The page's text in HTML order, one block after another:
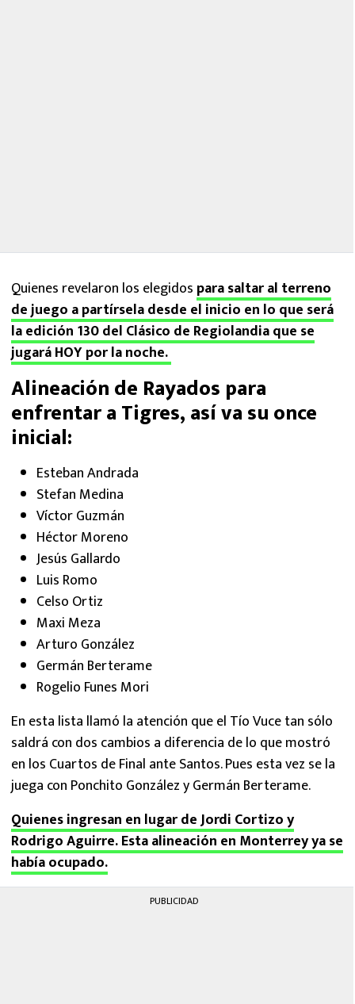
Quienes revelaron los elegidos para saltar al terreno
de juego a partírsela desde el inicio en lo que será
la edición 130 del Clásico de Regiolandia que se
jugará HOY por la noche.
Alineación de Rayados para
enfrentar a Tigres, así va su once
inicial:
Esteban Andrada
Stefan Medina
Víctor Guzmán
Héctor Moreno
Jesús Gallardo
Luis Romo
Celso Ortiz
Maxi Meza
Arturo González
Germán Berterame
Rogelio Funes Mori
En esta lista llamó la atención que el Tío Vuce tan sólo
saldrá con dos cambios a diferencia de lo que mostró
en los Cuartos de Final ante Santos. Pues esta vez se la
juega con Ponchito González y Germán Berterame.
Quienes ingresan en lugar de Jordi Cortizo y
Rodrigo Aguirre. Esta alineación en Monterrey ya se
había ocupado.
PUBLICIDAD